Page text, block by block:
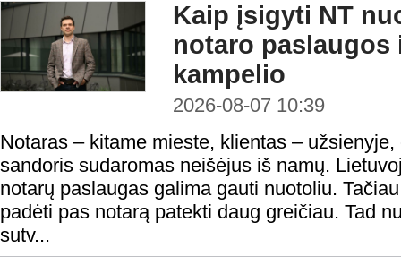
Kaip įsigyti NT
notaro
kampelio
2026-08-07 10:39
Notaras – kitame mieste, klientas –
sandoris sudaromas neišėjus iš namų.
notarų paslaugas galima gauti nuotoliu.
padėti pas notarą patekti daug greičiau. Tad
sutv...